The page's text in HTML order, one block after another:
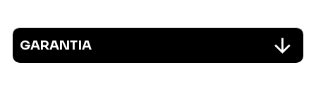
GARANTIA